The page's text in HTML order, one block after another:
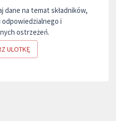
dane na temat składników,
i
ostrzeżeń.
ULOTKĘ